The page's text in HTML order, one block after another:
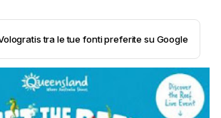
tra le tue fonti preferite su Google